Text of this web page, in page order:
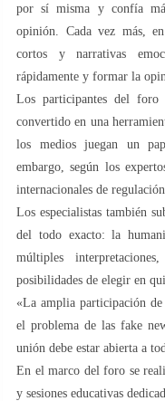
por sí misma y confía
opinión. Cada vez más,
cortos y narrativas
rápidamente y formar la
Los participantes del foro
convertido en una
los medios juegan un
embargo, según los
internacionales de
Los especialistas también
del todo exacto: la
múltiples
posibilidades de elegir en
«La amplia participación de
el problema de las fake
unión debe estar abierta a
En el marco del foro se
y sesiones educativas